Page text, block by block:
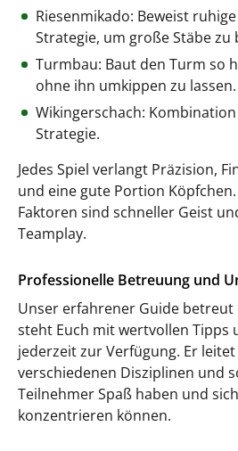
Riesenmikado: Beweist
Strategie, um große Stäbe zu
Turmbau: Baut den Turm so
ohne ihn umkippen zu lassen.
Wikingerschach:
Strategie.
Jedes Spiel verlangt Präzision,
und eine gute Portion
Faktoren sind schneller Geist
Teamplay.
Professionelle Betreuung und
Unser erfahrener Guide
steht Euch mit wertvollen Tipps
jederzeit zur Verfügung. Er
verschiedenen Disziplinen und
Teilnehmer Spaß haben und
konzentrieren können.